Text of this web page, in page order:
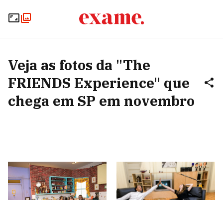
Veja as fotos da "The
FRIENDS Experience" que
chega em SP em novembro